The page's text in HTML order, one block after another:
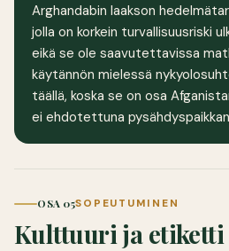
Arghandabin laakson
jolla on korkein turvallisuusriski
eikä se ole saavutettavissa
käytännön mielessä
täällä, koska se on osa
ei ehdotettuna
OSA 05SOPEUTUMINEN
Kulttuuri ja etiketti